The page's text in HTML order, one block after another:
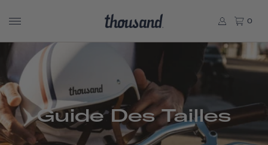
0
Guide Des Tailles